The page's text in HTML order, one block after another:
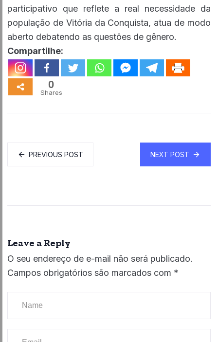
participativo que reflete a real necessidade da
população de Vitória da Conquista, atua de modo
aberto debatendo as questões de gênero.
Compartilhe:
0
Shares
PREVIOUS POST NEXT POST
Leave a Reply
O seu endereço de e-mail não será publicado.
Campos obrigatórios são marcados com *